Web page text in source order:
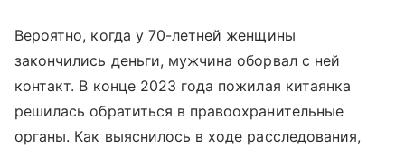
Вероятно, когда у 70-летней женщины
закончились деньги, мужчина оборвал с ней
контакт. В конце 2023 года пожилая китаянка
решилась обратиться в правоохранительные
органы. Как выяснилось в ходе расследования,